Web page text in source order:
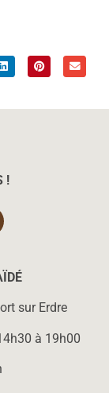
É
sur Erdre
à 19h00
!